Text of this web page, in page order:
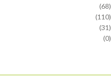
(68)
(110)
(31)
(0)